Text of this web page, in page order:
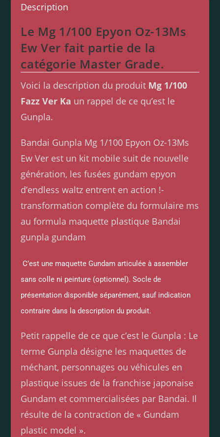
Description
Le Mg 1/100 Epyon Oz-13Ms
Ew Ver fait partie de la
catégorie Master Grade.
Voici la description du produit Mg 1/100
Fazz Ver Ka un rappel de ce qu’est le
Gunpla.
Bandai Gunpla Mg 1/100 Epyon Oz-13Ms
Ew Ver est un kit mobile suit de nouvelle
génération, les fusées gundam epyon
d’endless waltz entrent en action !-
transformation complète du formulaire ms
au formula maquette plastique Bandai
gunpla gundam
C’est une maquette Gundam articulée à assembler
sans colle ni peinture (optionnel). Socle de
présentation disponible séparément, sauf indication
contraire dans la description du produit.
Petit rappelle de ce que c’est le Gunpla : Le
terme Gunpla désigne les maquettes de
méchant, personnages ou véhicules en
plastique issues de la franchise japonaise
Gundam et commercialisées par Bandai. Il
résulte de la contraction de « Gundam
plastic model ».